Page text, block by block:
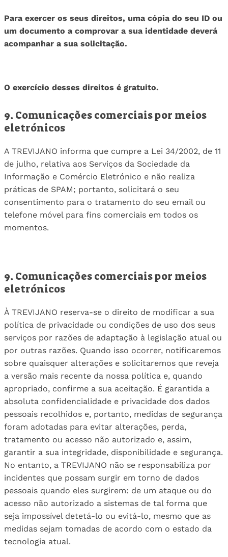
Para exercer os seus direitos, uma cópia do seu ID ou
um documento a comprovar a sua identidade deverá
acompanhar a sua solicitação.
O exercício desses direitos é gratuito.
9. Comunicações comerciais por meios
eletrónicos
A TREVIJANO informa que cumpre a Lei 34/2002, de 11
de julho, relativa aos Serviços da Sociedade da
Informação e Comércio Eletrónico e não realiza
práticas de SPAM; portanto, solicitará o seu
consentimento para o tratamento do seu email ou
telefone móvel para fins comerciais em todos os
momentos.
9. Comunicações comerciais por meios
eletrónicos
À TREVIJANO reserva-se o direito de modificar a sua
política de privacidade ou condições de uso dos seus
serviços por razões de adaptação à legislação atual ou
por outras razões. Quando isso ocorrer, notificaremos
sobre quaisquer alterações e solicitaremos que reveja
a versão mais recente da nossa política e, quando
apropriado, confirme a sua aceitação. É garantida a
absoluta confidencialidade e privacidade dos dados
pessoais recolhidos e, portanto, medidas de segurança
foram adotadas para evitar alterações, perda,
tratamento ou acesso não autorizado e, assim,
garantir a sua integridade, disponibilidade e segurança.
No entanto, a TREVIJANO não se responsabiliza por
incidentes que possam surgir em torno de dados
pessoais quando eles surgirem: de um ataque ou do
acesso não autorizado a sistemas de tal forma que
seja impossível detetá-lo ou evitá-lo, mesmo que as
medidas sejam tomadas de acordo com o estado da
tecnologia atual.